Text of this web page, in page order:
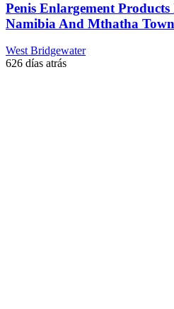
Penis Enlargement
Namibia And Mthatha
West Bridgewater
626 días atrás